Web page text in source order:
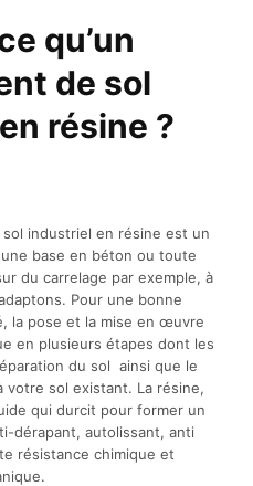
qu’un
de sol
résine ?
industriel en résine est un
base en béton ou toute
du carrelage par exemple, à
Pour une bonne
la pose et la mise en œuvre
en plusieurs étapes dont les
du sol ainsi que le
votre sol existant. La résine,
qui durcit pour former un
dérapant, autolissant, anti
résistance chimique et